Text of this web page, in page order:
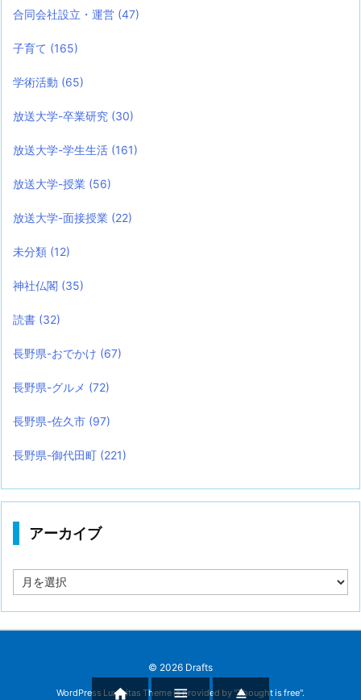
合同会社設立・運営 (47)
子育て (165)
学術活動 (65)
放送大学-卒業研究 (30)
放送大学-学生生活 (161)
放送大学-授業 (56)
放送大学-面接授業 (22)
未分類 (12)
神社仏閣 (35)
読書 (32)
長野県-おでかけ (67)
長野県-グルメ (72)
長野県-佐久市 (97)
長野県-御代田町 (221)
アーカイブ
ー
© 2026 Drafts
WordPress Luxeritas Theme is provided by "Thought is free".
  